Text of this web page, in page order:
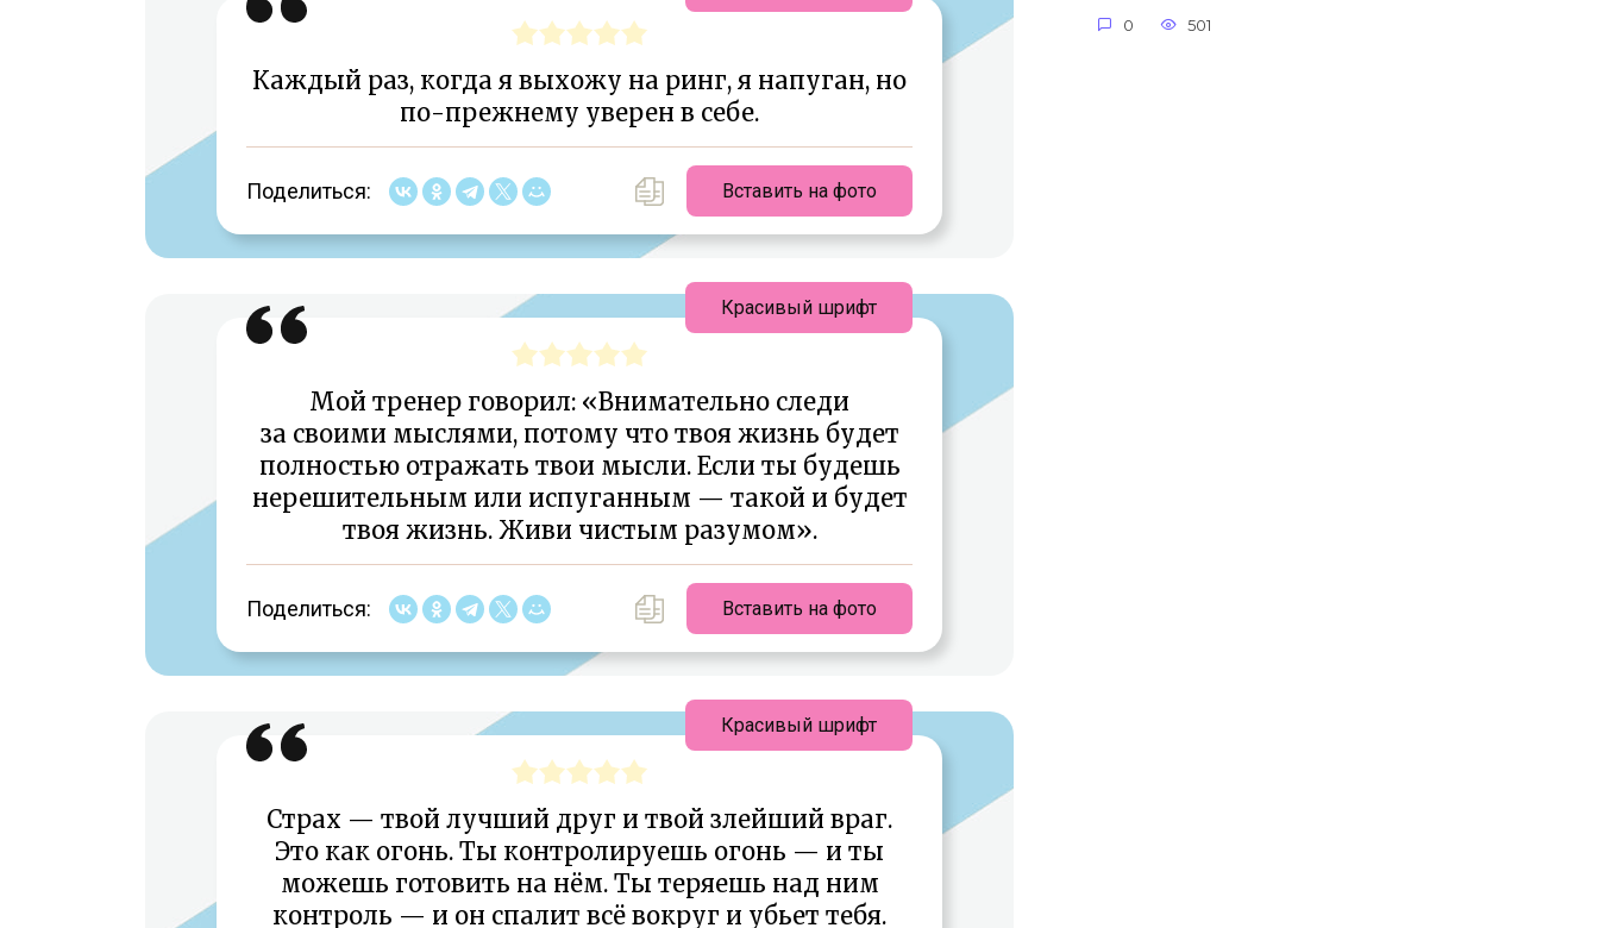
Каждый раз, когда я выхожу на ринг, я напуган, но
по-прежнему уверен в себе.
Поделиться: Вставить на фото
Мой тренер говорил: «Внимательно следи
за своими мыслями, потому что твоя жизнь будет
полностью отражать твои мысли. Если ты будешь
нерешительным или испуганным — такой и будет
твоя жизнь. Живи чистым разумом».
Поделиться: Вставить на фото
Красивый шрифт
Страх — твой лучший друг и твой злейший враг.
Это как огонь. Ты контролируешь огонь — и ты
можешь готовить на нём. Ты теряешь над ним
контроль — и он спалит всё вокруг и убьет тебя.
Красивый шрифт
0 501